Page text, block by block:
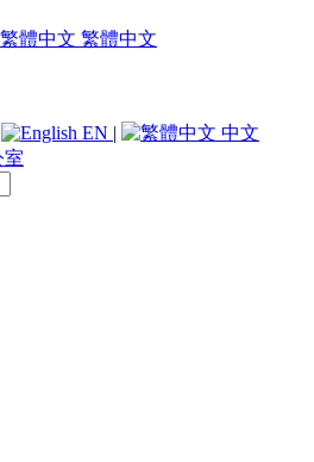
繁體中文
EN | 中文